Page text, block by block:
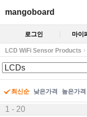
mangoboard
로그인 마이
LCD WiFi Sensor Products
최신순 낮은가격 높은가격
1 - 20